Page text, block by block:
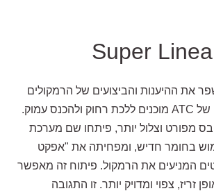
Super
את ההיענות והביצועים של הרמקולים
שלהם,המהנדסים של ATC מוכנים ללכת רחוק ולהכנס עמוק.
מפורט וצלול יותר, פיתחו שם מערכת
בחומר חדיש, ומפחיתה את "אפקט
המניעים את הרמקול. פיתוח זה מאפשר
זריז, צפוי ומדויק יותר. זו התגובה